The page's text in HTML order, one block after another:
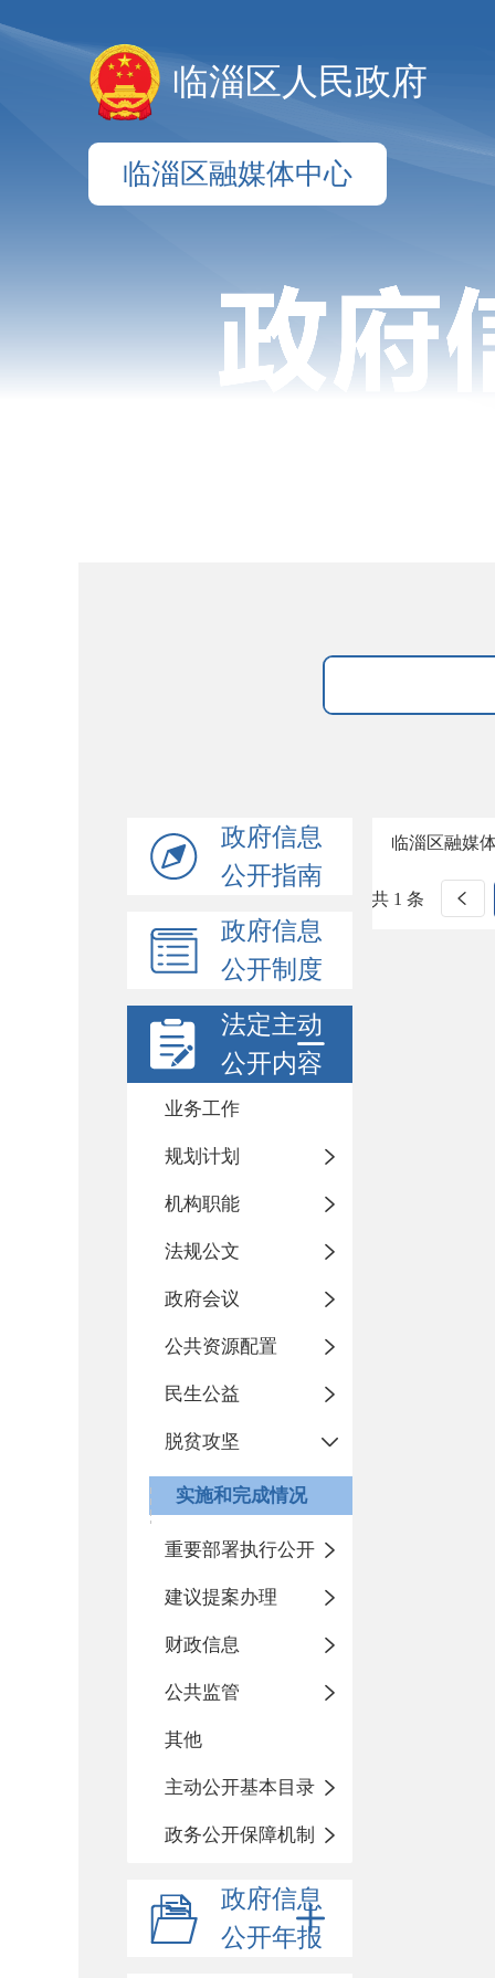
临淄区人民政府
临淄区融媒体中心
政府信息
公开指南
政府信息
公开制度
法定主动
公开内容
业务工作
规划计划
机构职能
法规公文
政府会议
公共资源配置
民生公益
脱贫攻坚
实施和完成情况
重要部署执行公开
建议提案办理
财政信息
公共监管
其他
主动公开基本目录
政务公开保障机制
政府信息
公开年报
临淄区融媒
共 1 条